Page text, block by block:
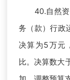
40.自然资
务（款）行政
决算为5万元
比。决算数大